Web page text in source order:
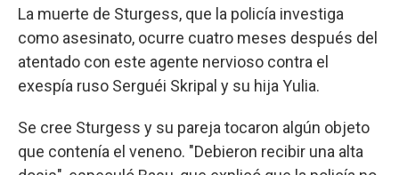
La muerte de Sturgess, que la policía investiga
como asesinato, ocurre cuatro meses después del
atentado con este agente nervioso contra el
exespía ruso Serguéi Skripal y su hija Yulia.
Se cree Sturgess y su pareja tocaron algún objeto
que contenía el veneno. "Debieron recibir una alta